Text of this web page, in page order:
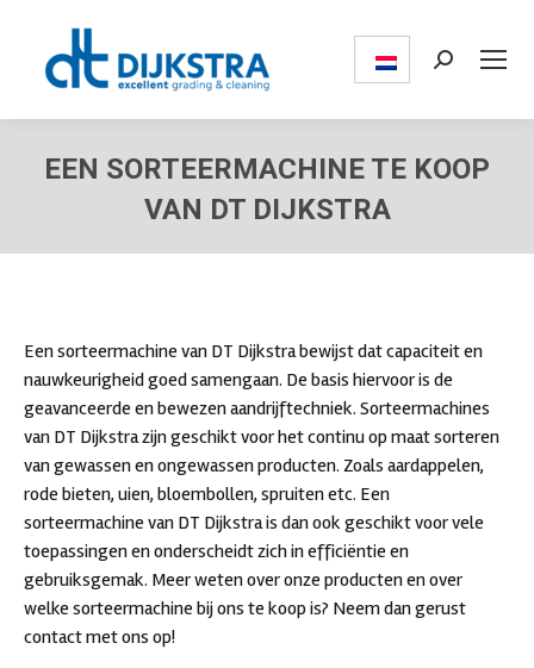
Search:
EEN SORTEERMACHINE TE KOOP
VAN DT DIJKSTRA
Een sorteermachine van DT Dijkstra bewijst dat capaciteit en
nauwkeurigheid goed samengaan. De basis hiervoor is de
geavanceerde en bewezen aandrijftechniek. Sorteermachines
van DT Dijkstra zijn geschikt voor het continu op maat sorteren
van gewassen en ongewassen producten. Zoals aardappelen,
rode bieten, uien, bloembollen, spruiten etc. Een
sorteermachine van DT Dijkstra is dan ook geschikt voor vele
toepassingen en onderscheidt zich in efficiëntie en
gebruiksgemak. Meer weten over onze producten en over
welke sorteermachine bij ons te koop is? Neem dan gerust
contact met ons op!